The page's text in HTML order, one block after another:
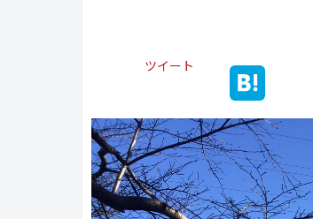
ツイート